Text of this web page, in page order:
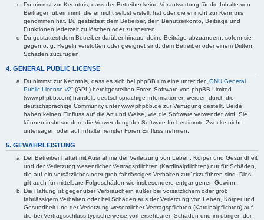
Du nimmst zur Kenntnis, dass der Betreiber keine Verantwortung für die Inhalte von
Beiträgen übernimmt, die er nicht selbst erstellt hat oder die er nicht zur Kenntnis
genommen hat. Du gestattest dem Betreiber, dein Benutzerkonto, Beiträge und
Funktionen jederzeit zu löschen oder zu sperren.
Du gestattest dem Betreiber darüber hinaus, deine Beiträge abzuändern, sofern sie
gegen o. g. Regeln verstoßen oder geeignet sind, dem Betreiber oder einem Dritten
Schaden zuzufügen.
4. GENERAL PUBLIC LICENSE
Du nimmst zur Kenntnis, dass es sich bei phpBB um eine unter der „ GNU General
Public License v2“ (GPL) bereitgestellten Foren-Software von phpBB Limited
(www.phpbb.com) handelt; deutschsprachige Informationen werden durch die
deutschsprachige Community unter www.phpbb.de zur Verfügung gestellt. Beide
haben keinen Einfluss auf die Art und Weise, wie die Software verwendet wird. Sie
können insbesondere die Verwendung der Software für bestimmte Zwecke nicht
untersagen oder auf Inhalte fremder Foren Einfluss nehmen.
5. GEWÄHRLEISTUNG
Der Betreiber haftet mit Ausnahme der Verletzung von Leben, Körper und Gesundheit
und der Verletzung wesentlicher Vertragspflichten (Kardinalpflichten) nur für Schäden,
die auf ein vorsätzliches oder grob fahrlässiges Verhalten zurückzuführen sind. Dies
gilt auch für mittelbare Folgeschäden wie insbesondere entgangenen Gewinn.
Die Haftung ist gegenüber Verbrauchern außer bei vorsätzlichem oder grob
fahrlässigem Verhalten oder bei Schäden aus der Verletzung von Leben, Körper und
Gesundheit und der Verletzung wesentlicher Vertragspflichten (Kardinalpflichten) auf
die bei Vertragsschluss typischerweise vorhersehbaren Schäden und im übrigen der